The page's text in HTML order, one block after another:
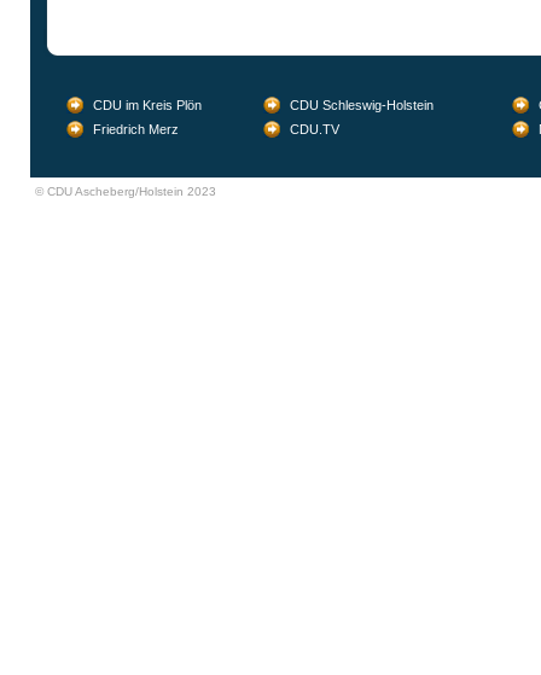
CDU im Kreis Plön CDU Schleswig-Holstein
Friedrich Merz
CDU.TV
© CDU Ascheberg/Holstein 2023